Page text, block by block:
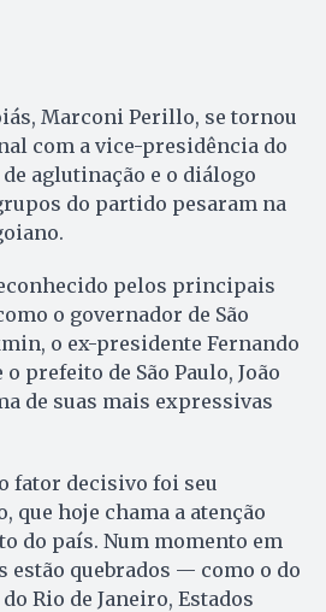
Marconi Perillo, se tornou
com a vice-presidência do
de aglutinação e o diálogo
do partido pesaram na
pelos principais
o governador de São
o ex-presidente Fernando
prefeito de São Paulo, João
de suas mais expressivas
fator decisivo foi seu
que hoje chama a atenção
do país. Num momento em
estão quebrados — como o do
Rio de Janeiro, Estados